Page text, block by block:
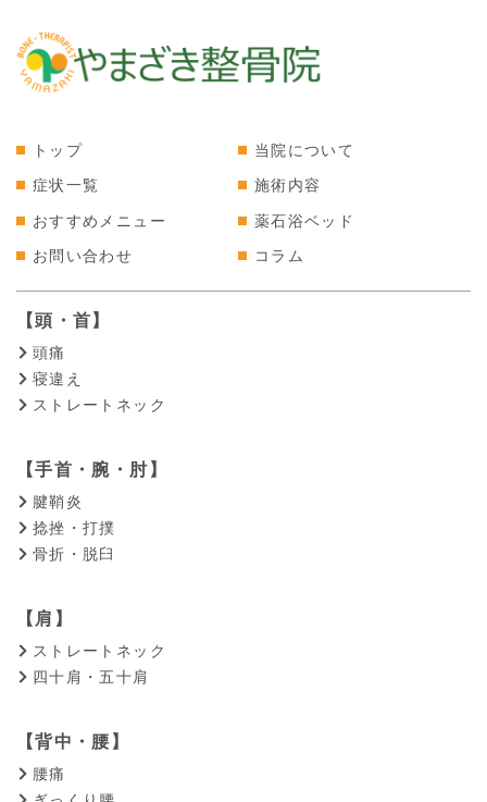
トップ 当院について
症状一覧 施術内容
おすすめメニュー 薬石浴ベッド
お問い合わせ コラム
【頭・首】
頭痛
寝違え
ストレートネック
【手首・腕・肘】
腱鞘炎
捻挫・打撲
骨折・脱臼
【肩】
ストレートネック
四十肩・五十肩
【背中・腰】
腰痛